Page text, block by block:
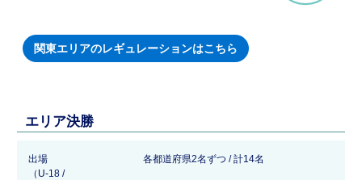
関東エリアのレギュレーションはこちら
エリア決勝
出場
（U-18 /
各都道府県2名ずつ / 計14名